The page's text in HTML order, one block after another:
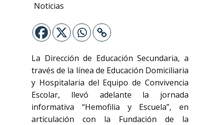
Noticias
La Dirección de Educación Secundaria, a
través de la línea de Educación Domiciliaria
y Hospitalaria del Equipo de Convivencia
Escolar, llevó adelante la jornada
informativa “Hemofilia y Escuela”, en
articulación con la Fundación de la